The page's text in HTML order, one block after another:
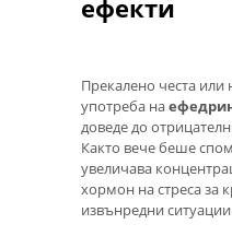
ефекти
Прекалено честа
употреба на
доведе до
Както вече беше
увеличава
хормон на стреса за
извънредни